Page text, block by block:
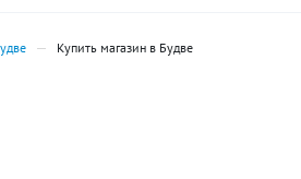
Купить магазин в Будве